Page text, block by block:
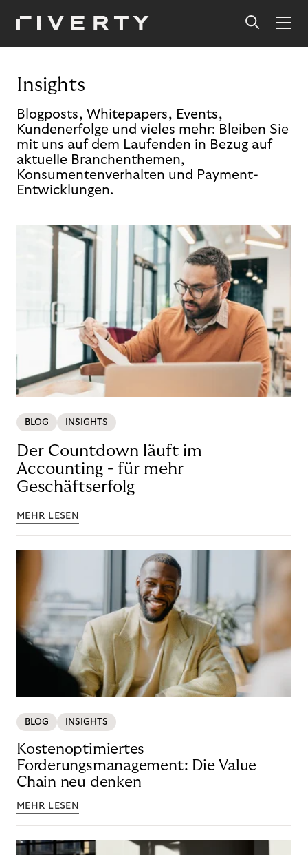
Insights
Blogposts, Whitepapers, Events,
Kundenerfolge und vieles mehr: Bleiben Sie
mit uns auf dem Laufenden in Bezug auf
aktuelle Branchenthemen,
Konsumentenverhalten und Payment-
Entwicklungen.
BLOG INSIGHTS
Der Countdown läuft im
Accounting - für mehr
Geschäftserfolg
MEHR LESEN
BLOG INSIGHTS
Kostenoptimiertes
Forderungsmanagement: Die Value
Chain neu denken
MEHR LESEN